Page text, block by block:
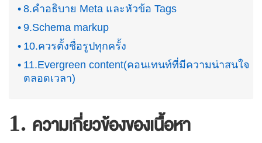
8.คำอธิบาย Meta และหัวข้อ Tags
9.Schema markup
10.ควรตั้งชื่อรูปทุกครั้ง
11.Evergreen content(คอนเทนท์ที่มีความน่าสนใจ
ตลอดเวลา)
1. ความเกี่ยวข้องของเนื้อหา